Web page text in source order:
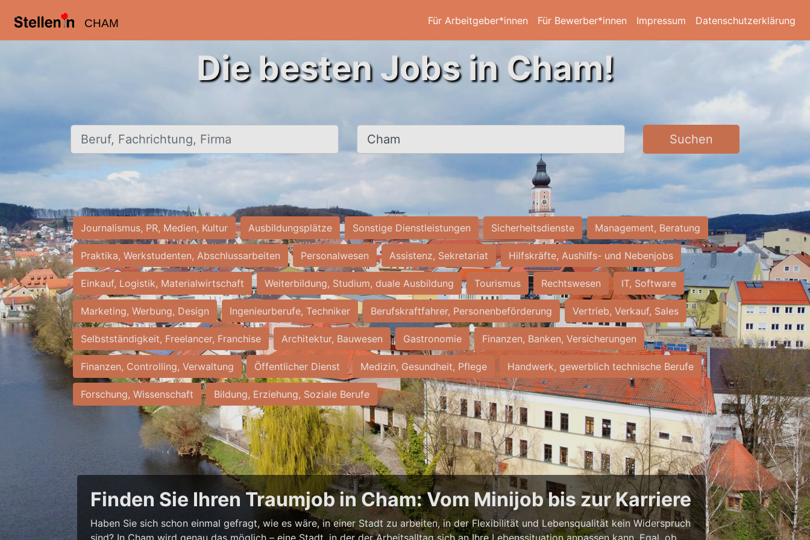
CHAM Für Arbeitgeber*innen Für Bewerber*innen Impressum Datenschutzerklärung
Die besten Jobs in Cham!
Beruf, Fachrichtung, Firma Ort, Stadt Suchen
Journalismus, PR, Medien, Kultur Ausbildungsplätze Sonstige Dienstleistungen Sicherheitsdienste Management, Beratung
Praktika, Werkstudenten, Abschlussarbeiten Personalwesen Assistenz, Sekretariat Hilfskräfte, Aushilfs- und Nebenjobs
Einkauf, Logistik, Materialwirtschaft Weiterbildung, Studium, duale Ausbildung Tourismus Rechtswesen IT, Software
Marketing, Werbung, Design Ingenieurberufe, Techniker Berufskraftfahrer, Personenbeförderung Vertrieb, Verkauf, Sales
Selbstständigkeit, Freelancer, Franchise Architektur, Bauwesen Gastronomie Finanzen, Banken, Versicherungen
Finanzen, Controlling, Verwaltung Öffentlicher Dienst Medizin, Gesundheit, Pflege Handwerk, gewerblich technische Berufe
Forschung, Wissenschaft Bildung, Erziehung, Soziale Berufe
Finden Sie Ihren Traumjob in Cham: Vom Minijob bis zur Karriere
Haben Sie sich schon einmal gefragt, wie es wäre, in einer Stadt zu arbeiten, in der Flexibilität und Lebensqualität kein Widerspruch